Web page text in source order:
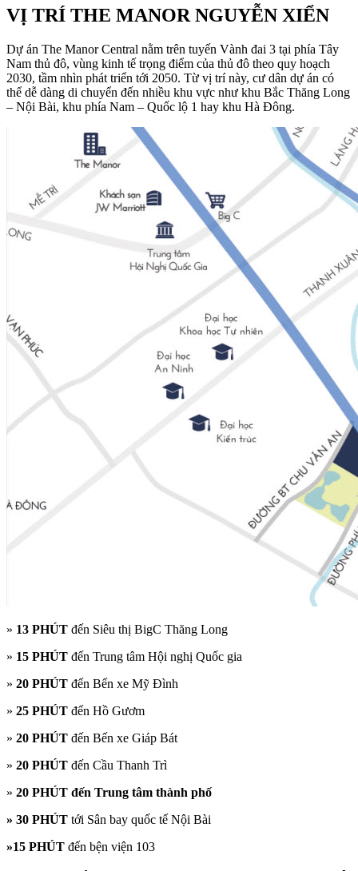
VỊ TRÍ THE MANOR NGUYỄN XIỂN
Dự án The Manor Central nằm trên tuyến Vành đai 3 tại phía Tây
Nam thủ đô, vùng kinh tế trọng điểm của thủ đô theo quy hoạch
2030, tầm nhìn phát triển tới 2050. Từ vị trí này, cư dân dự án có
thể dễ dàng di chuyển đến nhiều khu vực như khu Bắc Thăng Long
– Nội Bài, khu phía Nam – Quốc lộ 1 hay khu Hà Đông.
» 13 PHÚT đến Siêu thị BigC Thăng Long
» 15 PHÚT đến Trung tâm Hội nghị Quốc gia
» 20 PHÚT đến Bến xe Mỹ Đình
» 25 PHÚT đến Hồ Gươm
» 20 PHÚT đến Bến xe Giáp Bát
» 20 PHÚT đến Cầu Thanh Trì
» 20 PHÚT đến Trung tâm thành phố
» 30 PHÚT tới Sân bay quốc tế Nội Bài
»15 PHÚT đến bện viện 103